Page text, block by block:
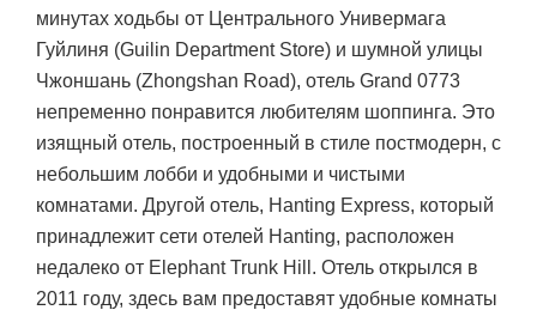
минутах ходьбы от Центрального Универмага
Гуйлиня (Guilin Department Store) и шумной улицы
Чжоншань (Zhongshan Road), отель Grand 0773
непременно понравится любителям шоппинга. Это
изящный отель, построенный в стиле постмодерн, с
небольшим лобби и удобными и чистыми
комнатами. Другой отель, Hanting Express, который
принадлежит сети отелей Hanting, расположен
недалеко от Elephant Trunk Hill. Отель открылся в
2011 году, здесь вам предоставят удобные комнаты